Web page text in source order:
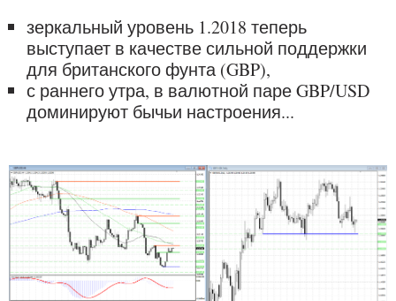
зеркальный уровень 1.2018 теперь
выступает в качестве сильной поддержки
для британского фунта (GBP),
с раннего утра, в валютной паре GBP/USD
доминируют бычьи настроения...